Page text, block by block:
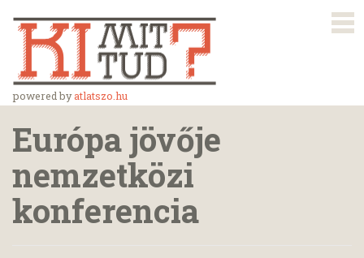
powered byatlatszo.hu
Európa jövője
nemzetközi
konferencia